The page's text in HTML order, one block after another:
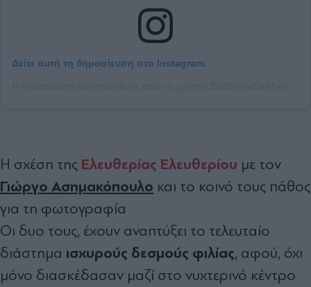
Δείτε αυτή τη δημοσίευση στο Instagram.
Η σχέση της Ελευθερίας Ελευθερίου με τον
Γιώργο Ασημακόπουλο και το κοινό τους πάθος
για τη φωτογραφία
Οι δυο τους, έχουν αναπτύξει το τελευταίο
διάστημα ισχυρούς δεσμούς φιλίας, αφού, όχι
μόνο διασκέδασαν μαζί στο νυχτερινό κέντρο